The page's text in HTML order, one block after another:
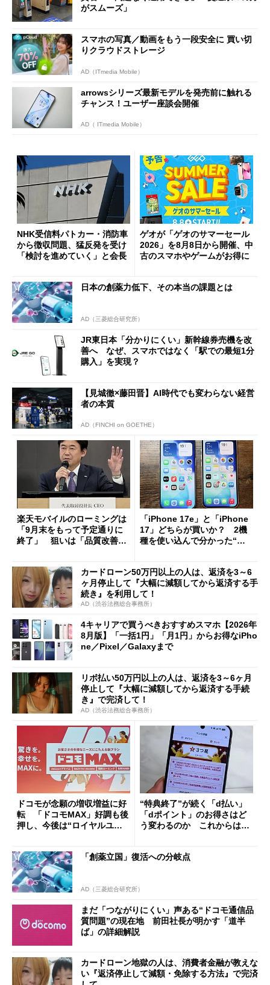
がスムーズ」
スマホの写真／動画をもう一段安全に 買い切
りクラウドストレージ
AD（ITmedia Mobile）
arrowsシリーズ最新モデルを発売前に触れる
チャンス！ユーザー座談会開催
AD（ ITmedia Mobile）
NHK受信料パトカー・消防車
から徴収問題、猛反発を受け
「検討を進めていく」と会長
ゲオが「ゲオのサマーセール
2026」を8月8日から開催、中
古のスマホやゲームがお得に
日本の創薬力低下、その本当の課題とは
AD（三菱総合研究所）
JR東日本「分かりにくい」新幹線券売機を改
善へ なぜ、スマホではなく「駅での最短1分
購入」を実現？
【見城徹×藤田晋】AI時代でも変わらない経営
者の本質
AD（FINCHI on GOETHE）
楽天モバイルのローミングは
「9月末をもって予定通りに
終了」 狙いは「品質改善」
も
「iPhone 17e」と「iPhone
17」どちらが買いか？ 2機
種を使い込んで分かった“ス
カードローン50万円以上の人は、返済を3～6
ヶ月停止して『大幅に減額してから返済する手
続き』を利用して！
AD（渋谷法務総合事務所）
4キャリアで買うべきおすすめスマホ【2026年
8月版】「一括1円」「月1円」からお得なiPho
ne／Pixel／Galaxyまで
リボ払い50万円以上の人は、返済を3～6ヶ月
停止して『大幅に減額してから返済する手続
き』で完済して！
AD（渋谷法務総合事務所）
ドコモが念願の増収増益に好
転 「ドコモMAX」好調も後
押し、今後は“ロイヤルユー
“特典終了”が続く「d払い」
「dポイント」のお得さはど
う変わるのか これからは
「創薬立国」復活への分岐点
AD（三菱総合研究所）
まだ「つながりにくい」声ある“ドコモ通信品
質問題”の現在地 前田社長が明かす「道半
ば」の詳細解説
カードローン地獄の人は、消費者金融が教えな
い『返済停止して減額・免除する方法』で完済